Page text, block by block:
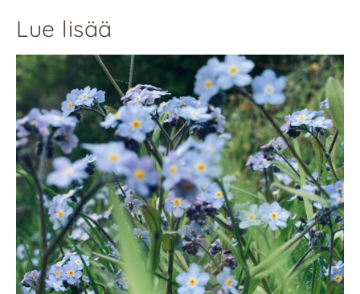
Lue lisää